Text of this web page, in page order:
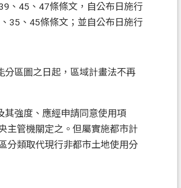
、45、47條條文，自公布日施行
35、45條條文；並自公布日施行
區圖之日起，區域計畫法不再
其強度、應經申請同意使用項
主管機關定之。但屬實施都市計
分類取代現行非都市土地使用分